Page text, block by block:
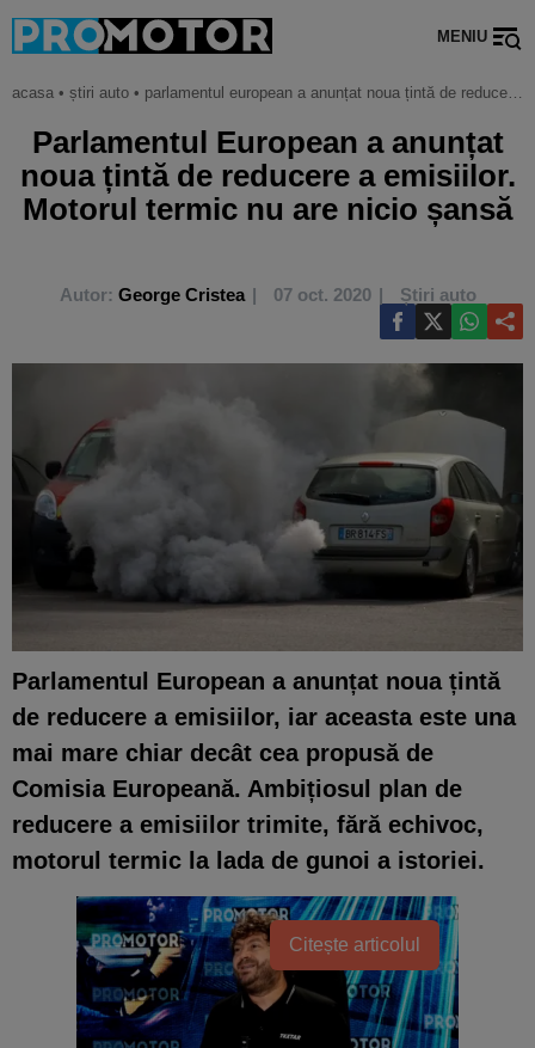
MENIU
acasa • știri auto • parlamentul european a anunțat noua țintă de reducere a emisiilor. motorul termic nu are nicio șansă
Parlamentul European a anunțat
noua țintă de reducere a emisiilor.
Motorul termic nu are nicio șansă
Autor: George Cristea 07 oct. 2020 Știri auto
Parlamentul European a anunțat noua țintă
de reducere a emisiilor, iar aceasta este una
mai mare chiar decât cea propusă de
Comisia Europeană. Ambițiosul plan de
reducere a emisiilor trimite, fără echivoc,
motorul termic la lada de gunoi a istoriei.
Citește articolul